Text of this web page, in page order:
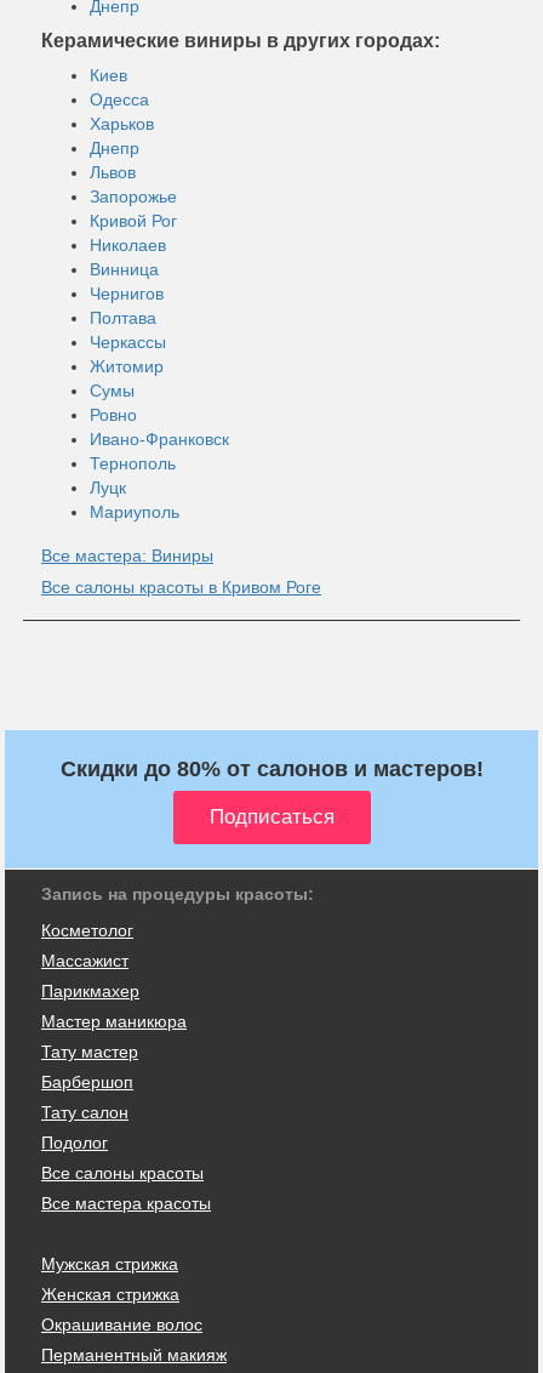
Днепр
Керамические виниры в других городах:
Киев
Одесса
Харьков
Днепр
Львов
Запорожье
Кривой Рог
Николаев
Винница
Чернигов
Полтава
Черкассы
Житомир
Сумы
Ровно
Ивано-Франковск
Тернополь
Луцк
Мариуполь
Все мастера: Виниры
Все салоны красоты в Кривом Роге
Скидки до 80% от салонов и мастеров!
Запись на процедуры красоты:
Косметолог
Массажист
Парикмахер
Мастер маникюра
Тату мастер
Барбершоп
Тату салон
Подолог
Все салоны красоты
Все мастера красоты
Мужская стрижка
Женская стрижка
Окрашивание волос
Перманентный макияж